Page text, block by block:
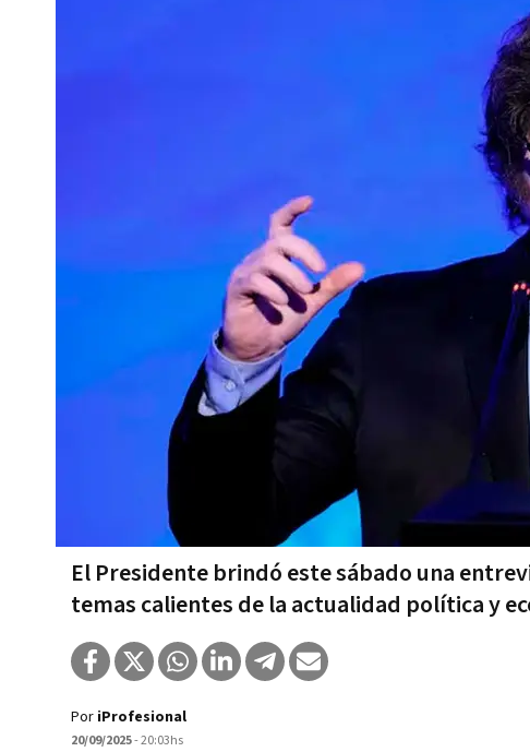
El Presidente brindó este sábado una
temas calientes de la actualidad política y
Por iProfesional
20/09/2025- 20:03hs